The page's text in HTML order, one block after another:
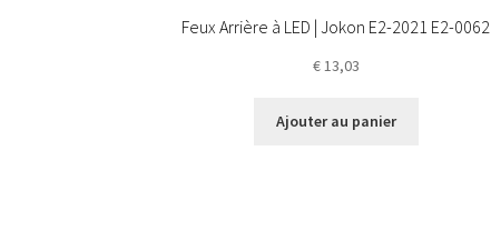
Feux Arrière à LED | Jokon E2-2021 E2-0062
€13,03
Ajouter au panier